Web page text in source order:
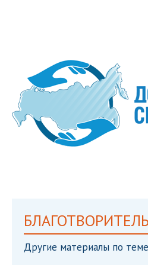
Другие материалы по